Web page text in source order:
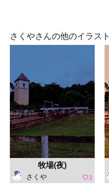
さくやさんの他のイラスト
牧場(夜)
さくや 3